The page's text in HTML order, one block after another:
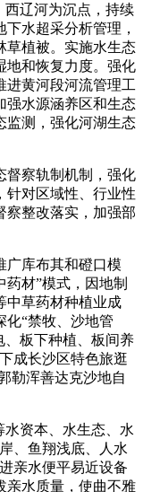
西辽河为沉点，持续
水超采分析管理，
草植被。实施水生态
地和恢复力度。强化
进黄河段河流管理工
强水源涵养区和生态
监测，强化河湖生态
察轨制机制，强化
针对区域性、行业性
察整改落实，加强部
库布其和磴口模
材”模式，因地制
中草药材种植业成
化“禁牧、沙地管
、板下种植、板间养
成长沙区特色旅逛
勒浑善达克沙地自
资本、水生态、水
、鱼翔浅底、人水
亲水便平易近设备
亲水质量，使曲不雅